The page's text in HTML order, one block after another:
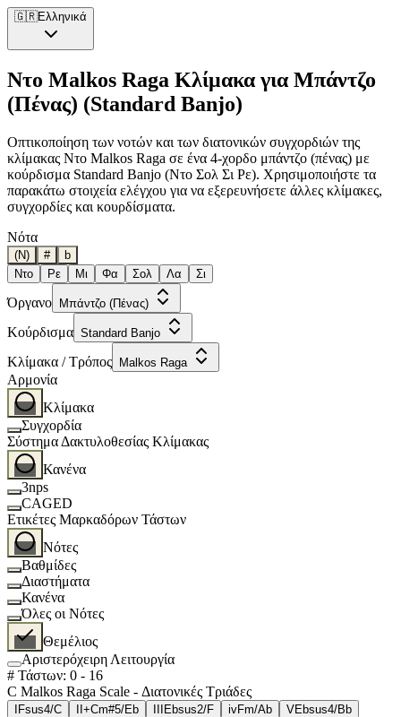
🇬🇷Ελληνικά
Ντο Malkos Raga Κλίμακα για Μπάντζο
(Πένας) (Standard Banjo)
Οπτικοποίηση των νοτών και των διατονικών συγχορδιών της
κλίμακας Ντο Malkos Raga σε ένα 4-χορδο μπάντζο (πένας) με
κούρδισμα Standard Banjo (Ντο Σολ Σι Ρε). Χρησιμοποιήστε τα
παρακάτω στοιχεία ελέγχου για να εξερευνήσετε άλλες κλίμακες,
συγχορδίες και κουρδίσματα.
Νότα
(N) #
b
Ντο
Ρε Μι Φα Σολ Λα Σι
Όργανο Μπάντζο (Πένας)
Κούρδισμα Standard Banjo
Κλίμακα / Τρόπος Malkos Raga
Αρμονία
Κλίμακα
Συγχορδία
Σύστημα Δακτυλοθεσίας Κλίμακας
Κανένα
3nps
CAGED
Ετικέτες Μαρκαδόρων Τάστων
Νότες
Βαθμίδες
Διαστήματα
Κανένα
Όλες οι Νότες
Θεμέλιος
Αριστερόχειρη Λειτουργία
# Τάστων: 0 - 16
C Malkos Raga Scale - Διατονικές Τριάδες
Fsus4/C II+Cm#5/Eb Ebsus2/F ivFm/Ab VEbsus4/Bb